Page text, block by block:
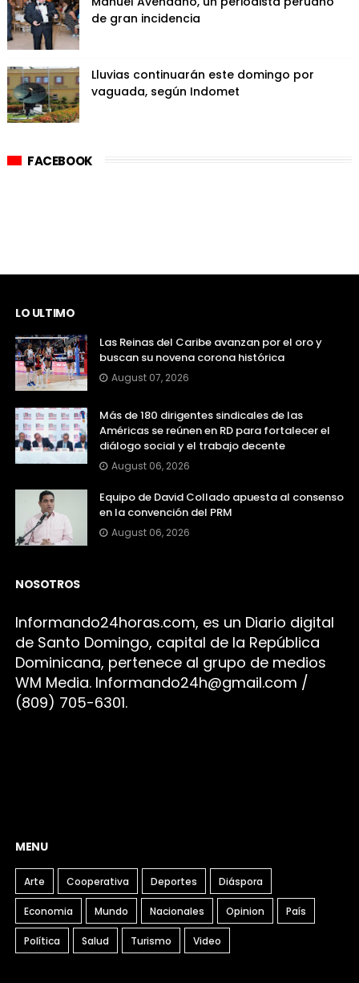
de gran incidencia
Lluvias continuarán este domingo por
vaguada, según Indomet
FACEBOOK
LO ULTIMO
Las Reinas del Caribe avanzan por el oro y
buscan su novena corona histórica
August 07, 2026
Más de 180 dirigentes sindicales de las
Américas se reúnen en RD para fortalecer el
diálogo social y el trabajo decente
August 06, 2026
Equipo de David Collado apuesta al consenso
en la convención del PRM
August 06, 2026
NOSOTROS
Informando24horas.com, es un Diario digital
de Santo Domingo, capital de la República
Dominicana, pertenece al grupo de medios
WM Media. Informando24h@gmail.com /
(809) 705-6301.
MENU
Arte Cooperativa Deportes Diáspora
Economia Mundo Nacionales Opinion País
Política Salud Turismo Video